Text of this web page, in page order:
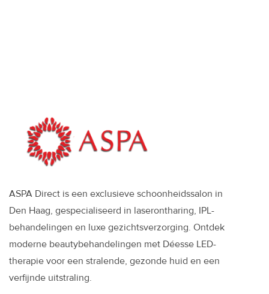
ASPA Direct is een exclusieve schoonheidssalon in
Den Haag, gespecialiseerd in laserontharing, IPL-
behandelingen en luxe gezichtsverzorging. Ontdek
moderne beautybehandelingen met Déesse LED-
therapie voor een stralende, gezonde huid en een
verfijnde uitstraling.